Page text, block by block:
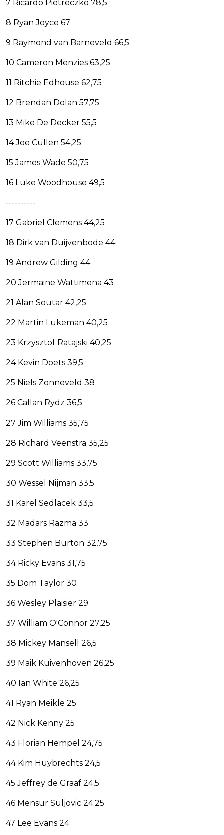
7 Ricardo Pietreczko 78,5
8 Ryan Joyce 67
9 Raymond van Barneveld 66,5
10 Cameron Menzies 63,25
11 Ritchie Edhouse 62,75
12 Brendan Dolan 57,75
13 Mike De Decker 55,5
14 Joe Cullen 54,25
15 James Wade 50,75
16 Luke Woodhouse 49,5
----------
17 Gabriel Clemens 44,25
18 Dirk van Duijvenbode 44
19 Andrew Gilding 44
20 Jermaine Wattimena 43
21 Alan Soutar 42,25
22 Martin Lukeman 40,25
23 Krzysztof Ratajski 40,25
24 Kevin Doets 39,5
25 Niels Zonneveld 38
26 Callan Rydz 36,5
27 Jim Williams 35,75
28 Richard Veenstra 35,25
29 Scott Williams 33,75
30 Wessel Nijman 33,5
31 Karel Sedlacek 33,5
32 Madars Razma 33
33 Stephen Burton 32,75
34 Ricky Evans 31,75
35 Dom Taylor 30
36 Wesley Plaisier 29
37 William O'Connor 27,25
38 Mickey Mansell 26,5
39 Maik Kuivenhoven 26,25
40 Ian White 26,25
41 Ryan Meikle 25
42 Nick Kenny 25
43 Florian Hempel 24,75
44 Kim Huybrechts 24,5
45 Jeffrey de Graaf 24,5
46 Mensur Suljovic 24.25
47 Lee Evans 24